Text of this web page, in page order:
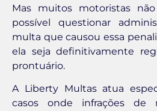
Mas muitos motoristas
possível questionar
multa que causou essa
ela seja definitivamente
prontuário.
A Liberty Multas atua
casos onde infrações de